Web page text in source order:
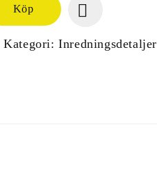
Köp
Kategori:Inredningsdetaljer